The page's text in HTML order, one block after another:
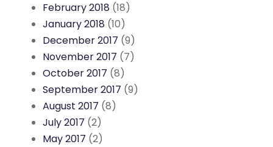
February 2018 (18)
January 2018 (10)
December 2017 (9)
November 2017 (7)
October 2017 (8)
September 2017 (9)
August 2017 (8)
July 2017 (2)
May 2017 (2)